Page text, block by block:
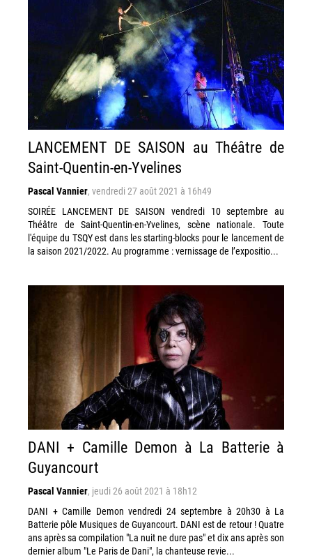
LANCEMENT DE SAISON au Théâtre de
Saint-Quentin-en-Yvelines
Pascal Vannier, vendredi 27 août 2021 à 16h49
SOIRÉE LANCEMENT DE SAISON vendredi 10 septembre au
Théâtre de Saint-Quentin-en-Yvelines, scène nationale. Toute
l'équipe du TSQY est dans les starting-blocks pour le lancement de
la saison 2021/2022. Au programme : vernissage de l’expositio...
DANI + Camille Demon à La Batterie à
Guyancourt
Pascal Vannier, jeudi 26 août 2021 à 18h12
DANI + Camille Demon vendredi 24 septembre à 20h30 à La
Batterie pôle Musiques de Guyancourt. DANI est de retour ! Quatre
ans après sa compilation "La nuit ne dure pas" et dix ans après son
dernier album "Le Paris de Dani", la chanteuse revie...